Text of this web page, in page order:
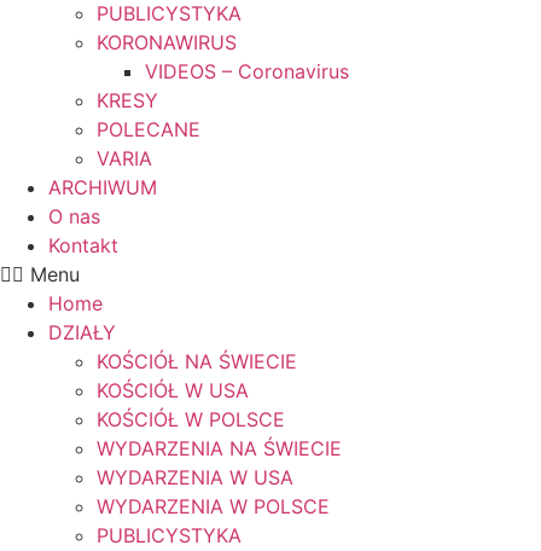
PUBLICYSTYKA
KORONAWIRUS
VIDEOS – Coronavirus
KRESY
POLECANE
VARIA
ARCHIWUM
O nas
Kontakt
Menu
Home
DZIAŁY
KOŚCIÓŁ NA ŚWIECIE
KOŚCIÓŁ W USA
KOŚCIÓŁ W POLSCE
WYDARZENIA NA ŚWIECIE
WYDARZENIA W USA
WYDARZENIA W POLSCE
PUBLICYSTYKA